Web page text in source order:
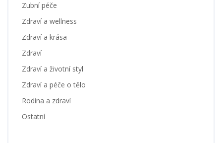
Zubní péče
Zdraví a wellness
Zdraví a krása
Zdraví
Zdraví a životní styl
Zdraví a péče o tělo
Rodina a zdraví
Ostatní